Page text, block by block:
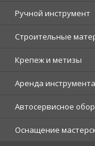
Ручной инструмент
Строительные
Крепеж и метизы
Аренда инструмента
Автосервисное
Оснащение